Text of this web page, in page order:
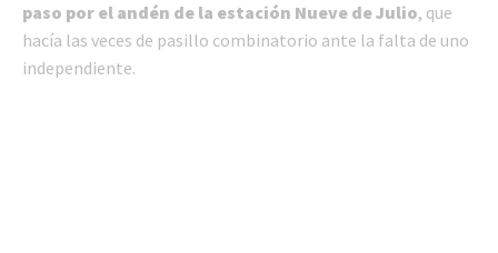
paso por el andén de la estación Nueve de Julio, que
hacía las veces de pasillo combinatorio ante la falta de uno
independiente.